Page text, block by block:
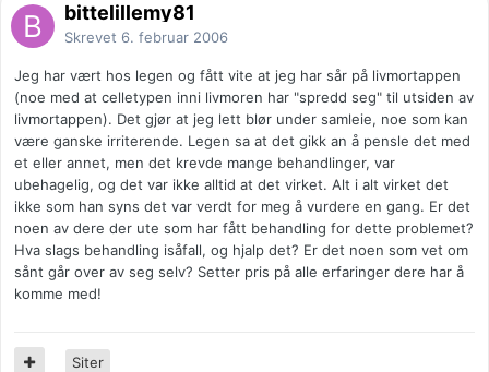
bittelillemy81
Skrevet 6. februar 2006
Jeg har vært hos legen og fått vite at jeg har sår på livmortappen
(noe med at celletypen inni livmoren har "spredd seg" til utsiden av
livmortappen). Det gjør at jeg lett blør under samleie, noe som kan
være ganske irriterende. Legen sa at det gikk an å pensle det med
et eller annet, men det krevde mange behandlinger, var
ubehagelig, og det var ikke alltid at det virket. Alt i alt virket det
ikke som han syns det var verdt for meg å vurdere en gang. Er det
noen av dere der ute som har fått behandling for dette problemet?
Hva slags behandling isåfall, og hjalp det? Er det noen som vet om
sånt går over av seg selv? Setter pris på alle erfaringer dere har å
komme med!
Siter